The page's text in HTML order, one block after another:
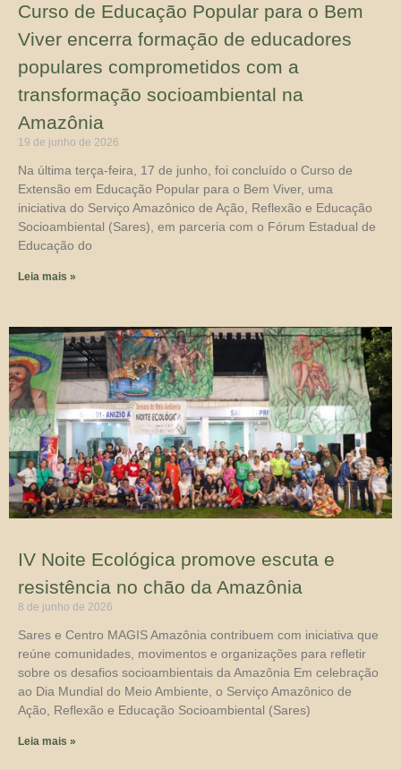
Curso de Educação Popular para o Bem
Viver encerra formação de educadores
populares comprometidos com a
transformação socioambiental na
Amazônia
19 de junho de 2026
Na última terça-feira, 17 de junho, foi concluído o Curso de
Extensão em Educação Popular para o Bem Viver, uma
iniciativa do Serviço Amazônico de Ação, Reflexão e Educação
Socioambiental (Sares), em parceria com o Fórum Estadual de
Educação do
Leia mais »
IV Noite Ecológica promove escuta e
resistência no chão da Amazônia
8 de junho de 2026
Sares e Centro MAGIS Amazônia contribuem com iniciativa que
reúne comunidades, movimentos e organizações para refletir
sobre os desafios socioambientais da Amazônia Em celebração
ao Dia Mundial do Meio Ambiente, o Serviço Amazônico de
Ação, Reflexão e Educação Socioambiental (Sares)
Leia mais »